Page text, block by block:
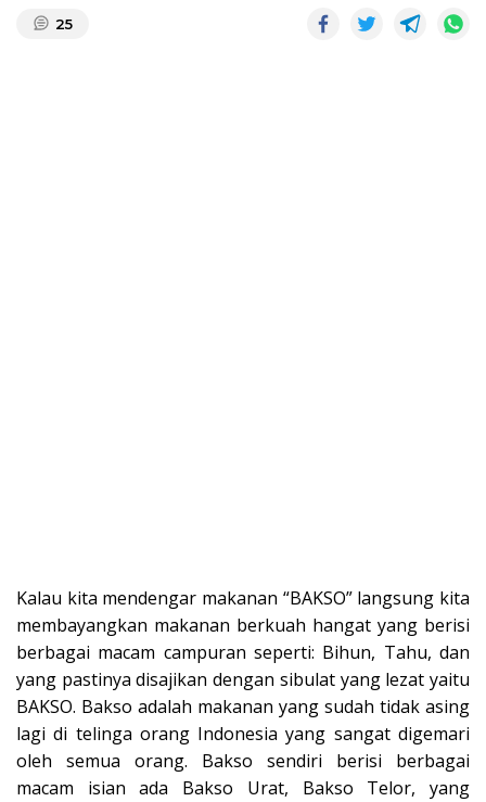
25
Kalau kita mendengar makanan “BAKSO” langsung kita
membayangkan makanan berkuah hangat yang berisi
berbagai macam campuran seperti: Bihun, Tahu, dan
yang pastinya disajikan dengan sibulat yang lezat yaitu
BAKSO. Bakso adalah makanan yang sudah tidak asing
lagi di telinga orang Indonesia yang sangat digemari
oleh semua orang. Bakso sendiri berisi berbagai
macam isian ada Bakso Urat, Bakso Telor, yang